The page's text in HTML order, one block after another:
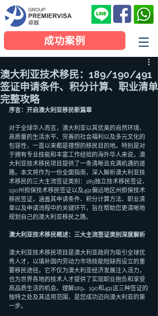
成功案例
澳大利亚技术移民：189/190/491
签证申请条件、积分计算、职业清单
完整攻略
序言：开启澳大利亚移民新篇章
对于全球华人而言，澳大利亚以其优美的自然环境、
高质量的生活水平、完善的社会福利以及多元文化的
包容性，一直以来都是理想的移民目的地。特别是对
于拥有专业技能和丰富工作经验的海外华人来说，澳
大利亚技术移民项目提供了一条清晰且充满机遇的道
路。本文将作为一份全面指南，深入解析澳大利亚技
术移民的三大主流签证类别：189独立技术移民签证、
190州担保技术移民签证以及491偏远地区州担保技术
移民签证，涵盖其申请条件、积分计算方法、职业清
单以及申请流程中的关键环节，旨在帮助您更清晰地
规划自己的澳大利亚移民之路。
澳大利亚技术移民概述：三大主流签证类别深度解析
澳大利亚技术移民项目是澳大利亚政府为吸引全球优
秀人才，以填补国内劳动力市场技能短缺而设立的重
要移民途径。它不仅为澳大利亚经济发展注入活力，
也为世界各地的技术人才提供了实现职业抱负和享受
高品质生活的机会。理解189、190和491这三种签证的
独特之处及其适用范围，是您成功迈向澳大利亚的第
一步。